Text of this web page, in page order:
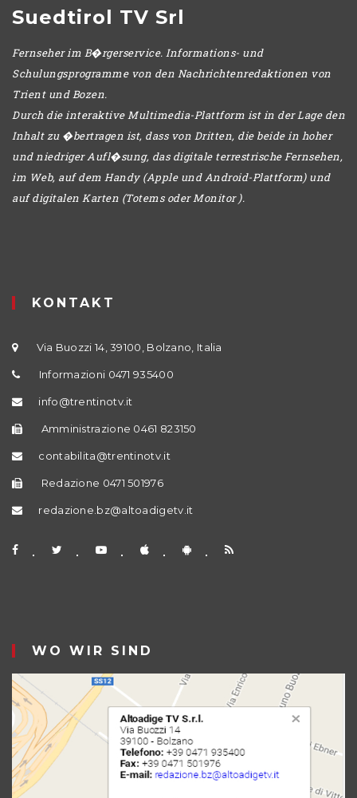
Suedtirol TV Srl
Fernseher im B�rgerservice. Informations- und
Schulungsprogramme von den Nachrichtenredaktionen von
Trient und Bozen.
Durch die interaktive Multimedia-Plattform ist in der Lage den
Inhalt zu �bertragen ist, dass von Dritten, die beide in hoher
und niedriger Aufl�sung, das digitale terrestrische Fernsehen,
im Web, auf dem Handy (Apple und Android-Plattform) und
auf digitalen Karten (Totems oder Monitor ).
KONTAKT
Via Buozzi 14, 39100, Bolzano, Italia
Informazioni 0471 935400
info@trentinotv.it
Amministrazione 0461 823150
contabilita@trentinotv.it
Redazione 0471 501976
redazione.bz@altoadigetv.it
WO WIR SIND